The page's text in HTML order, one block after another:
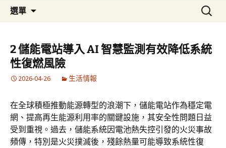
選單
要
內
容
搜
尋
鍵
字:
2 儲能電站導入 AI 智慧監測有效降低系統
性復燃風險
2026-04-26 生活情報
在全球積極推動能源轉型的浪潮下，儲能電站作為穩定電
網、提高再生能源利用率的關鍵設施，其安全性問題日益
受到重視。過去，儲能系統因電池熱失控引發的火災事故
頻傳，特別是火災撲滅後，殘餘熱量可能導致系統性復